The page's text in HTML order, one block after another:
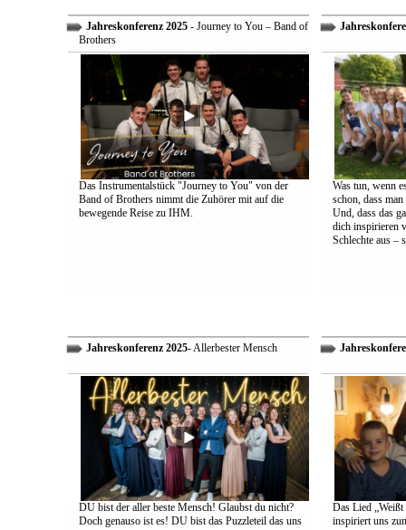
Jahreskonferenz 2025- Journey to You – Band of
Brothers
Das Instrumentalstück "Journey to You" von der
Band of Brothers nimmt die Zuhörer mit auf die
bewegende Reise zu IHM.
Was tun, wenn
schon, dass
Und, dass das
dich inspirieren
Schlechte aus –
Jahreskonferenz 2025- Allerbester Mensch
DU bist der aller beste Mensch! Glaubst du nicht?
Doch genauso ist es! DU bist das Puzzleteil das uns
Das Lied
inspiriert uns